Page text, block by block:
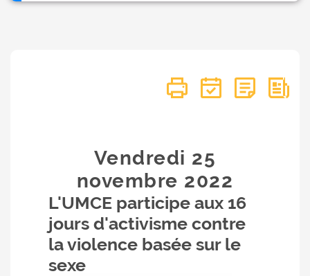
Vendredi 25
novembre 2022
L'UMCE participe aux 16
jours d'activisme contre
la violence basée sur le
sexe